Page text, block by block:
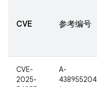
CVE 参考编号
CVE-
2025-
A-
438955204